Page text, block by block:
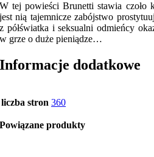
W tej powieści Brunetti stawia czoło
jest nią tajemnicze zabójstwo
z półświatka i seksualni odmieńcy
w grze o duże pieniądze…
Informacje dodatkowe
liczba stron 360
Powiązane produkty